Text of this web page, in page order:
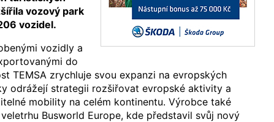
vozový park
vozidel.
vozidly a
do
TEMSA zrychluje svou expanzi na evropských
odrážejí strategii rozšiřovat evropské aktivity a
mobility na celém kontinentu. Výrobce také
Busworld Europe, kde představil svůj nový